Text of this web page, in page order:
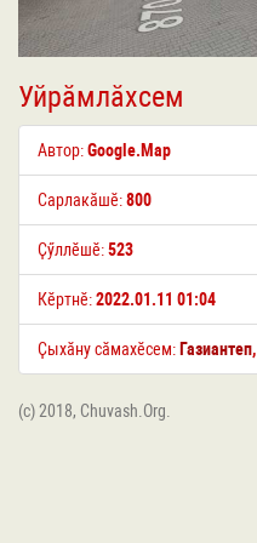
Уйрӑмлӑхсем
Автор:Google.Map
Сарлакӑшӗ:800
Ҫӳллӗшӗ:523
Кӗртнӗ:2022.01.11 01:04
Ҫыхӑну сӑмахӗсем: Газиантеп,
(c) 2018, Chuvash.Org.